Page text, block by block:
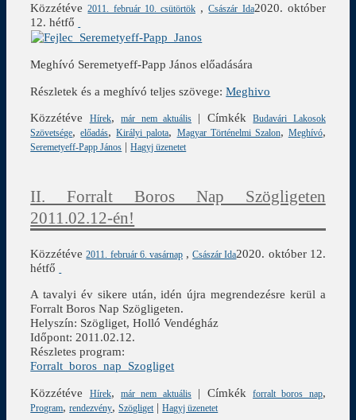
Közzétéve2011. február 10. csütörtök ,Császár Ida2020. október
12. hétfő
Meghívó Seremetyeff-Papp János előadására
Részletek és a meghívó teljes szövege:Meghivo
Közzétéve
Hírek,már nem aktuális | Címkék
Budavári Lakosok
Szövetsége,előadás,Királyi palota, Magyar Történelmi Szalon, Meghívó,
Seremetyeff-Papp János |Hagyj üzenetet
II. Forralt Boros Nap Szögligeten
2011.02.12-én!
Közzétéve2011. február 6. vasárnap ,Császár Ida2020. október 12.
hétfő
A tavalyi év sikere után, idén újra megrendezésre kerül a
Forralt Boros Nap Szögligeten.
Helyszín: Szögliget, Holló Vendégház
Időpont: 2011.02.12.
Részletes program:
Forralt_boros_nap_Szogliget
Közzétéve
Hírek,már nem aktuális| Címkék forralt boros nap,
Program,rendezvény,Szögliget |Hagyj üzenetet